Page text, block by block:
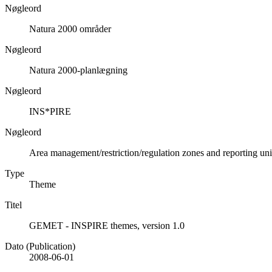
Nøgleord
Natura 2000 områder
Nøgleord
Natura 2000-planlægning
Nøgleord
INS*PIRE
Nøgleord
Area management/restriction/regulation zones and reporting
Type
Theme
Titel
GEMET - INSPIRE themes, version 1.0
Dato (Publication)
2008-06-01